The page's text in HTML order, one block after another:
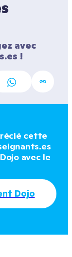
avec
!
cette
avec le
Dojo